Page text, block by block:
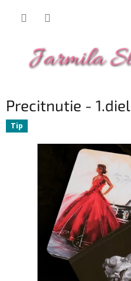
Precitnutie -
Tip